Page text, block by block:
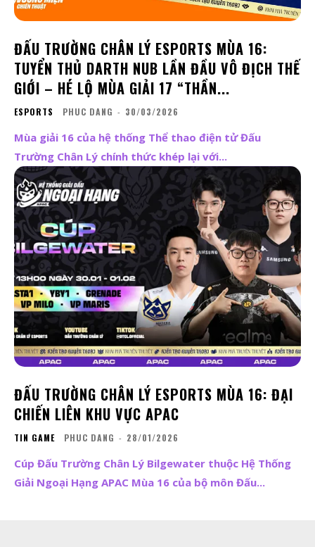
ĐẤU TRƯỜNG CHÂN LÝ ESPORTS MÙA 16:
TUYỂN THỦ DARTH NUB LẦN ĐẦU VÔ ĐỊCH THẾ
GIỚI – HÉ LỘ MÙA GIẢI 17 “THẦN...
ESPORTS PHUC DANG - 30/03/2026
Mùa giải 16 của hệ thống Thể thao điện tử Đấu
Trường Chân Lý chính thức khép lại với...
ĐẤU TRƯỜNG CHÂN LÝ ESPORTS MÙA 16: ĐẠI
CHIẾN LIÊN KHU VỰC APAC
TIN GAME PHUC DANG - 28/01/2026
Cúp Đấu Trường Chân Lý Bilgewater thuộc Hệ Thống
Giải Ngoại Hạng APAC Mùa 16 của bộ môn Đấu...